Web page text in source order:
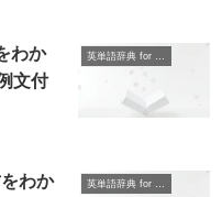
わか
文付
英単語辞典 for Beginners
わか
英単語辞典 for Beginners